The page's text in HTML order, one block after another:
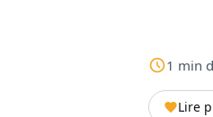
1 min
Lire